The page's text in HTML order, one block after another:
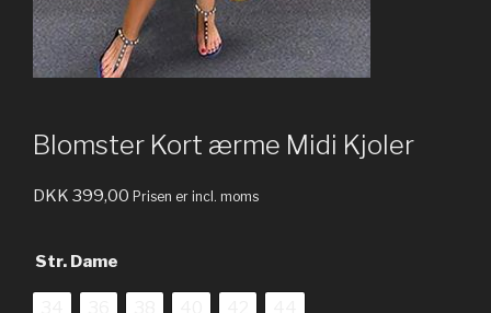
Blomster Kort ærme Midi Kjoler
DKK 399,00 Prisen er incl. moms
Str. Dame